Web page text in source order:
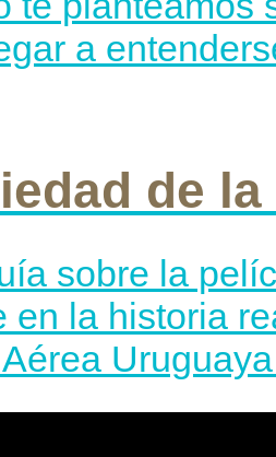
a
de la
sobre la
en la historia